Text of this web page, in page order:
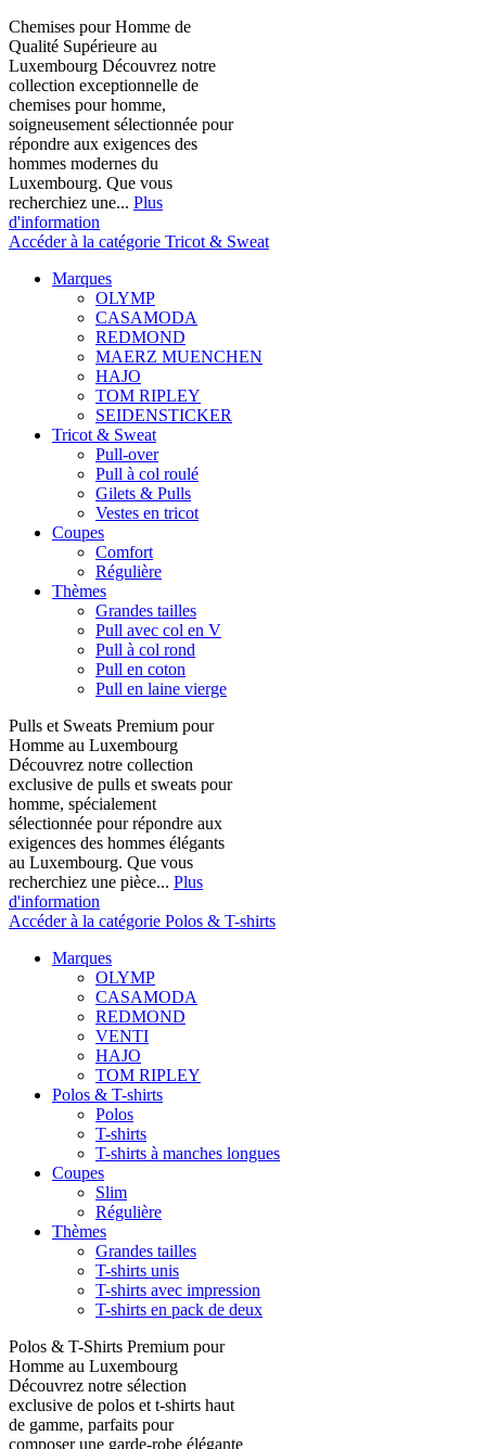
Chemises pour Homme de
Qualité Supérieure au
Luxembourg Découvrez notre
collection exceptionnelle de
chemises pour homme,
soigneusement sélectionnée pour
répondre aux exigences des
hommes modernes du
Luxembourg. Que vous
recherchiez une... Plus
d'information
Accéder à la catégorie Tricot & Sweat
Marques
OLYMP
CASAMODA
REDMOND
MAERZ MUENCHEN
HAJO
TOM RIPLEY
SEIDENSTICKER
Tricot & Sweat
Pull-over
Pull à col roulé
Gilets & Pulls
Vestes en tricot
Coupes
Comfort
Régulière
Thèmes
Grandes tailles
Pull avec col en V
Pull à col rond
Pull en coton
Pull en laine vierge
Pulls et Sweats Premium pour
Homme au Luxembourg
Découvrez notre collection
exclusive de pulls et sweats pour
homme, spécialement
sélectionnée pour répondre aux
exigences des hommes élégants
au Luxembourg. Que vous
recherchiez une pièce... Plus
d'information
Accéder à la catégorie Polos & T-shirts
Marques
OLYMP
CASAMODA
REDMOND
VENTI
HAJO
TOM RIPLEY
Polos & T-shirts
Polos
T-shirts
T-shirts à manches longues
Coupes
Slim
Régulière
Thèmes
Grandes tailles
T-shirts unis
T-shirts avec impression
T-shirts en pack de deux
Polos & T-Shirts Premium pour
Homme au Luxembourg
Découvrez notre sélection
exclusive de polos et t-shirts haut
de gamme, parfaits pour
composer une garde-robe élégante